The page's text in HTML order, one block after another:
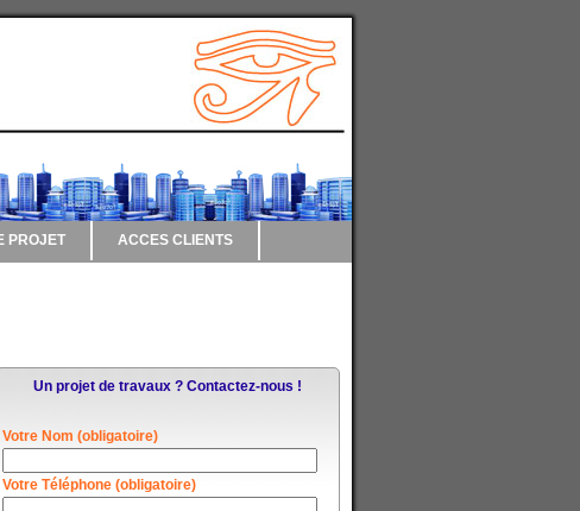
PROJET ACCES CLIENTS
Un projet de travaux ? Contactez-nous !
Votre Nom (obligatoire)
Votre Téléphone (obligatoire)